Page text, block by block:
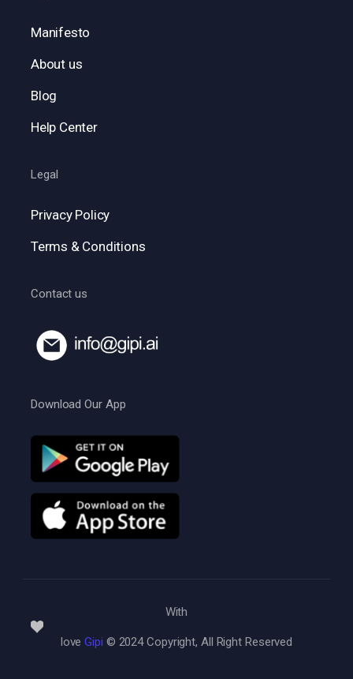
Manifesto
About us
Blog
Help Center
Legal
Privacy Policy
Terms & Conditions
Contact us
Download Our App
With
loveGipi © 2024 Copyright, All Right Reserved